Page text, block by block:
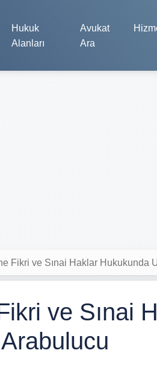
Hukuk
Alanları
Avukat
Ara
Fikri ve Sınai Haklar Hukukunda
ve Sınai